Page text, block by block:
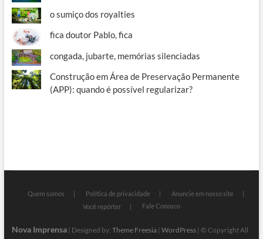
o sumiço dos royalties
fica doutor Pablo, fica
congada, jubarte, memórias silenciadas
Construção em Área de Preservação Permanente
(APP): quando é possível regularizar?
Quem somos Política de privacidade
Anuncie em nosso site
Você repórter
Fale Conosco
Nova Imprensa| Designed by: Theme Freesia| WordPress| © Copyright All